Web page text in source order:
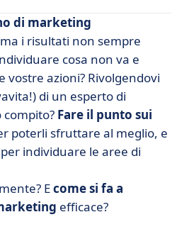
un audit di
di marketing?
di marketing
i risultati non sempre
cosa non va e
azioni? Rivolgendovi
di un esperto di
compito? Fare il punto sui
poterli sfruttare al meglio, e
individuare le aree di
Ecome si fa a
efficace?